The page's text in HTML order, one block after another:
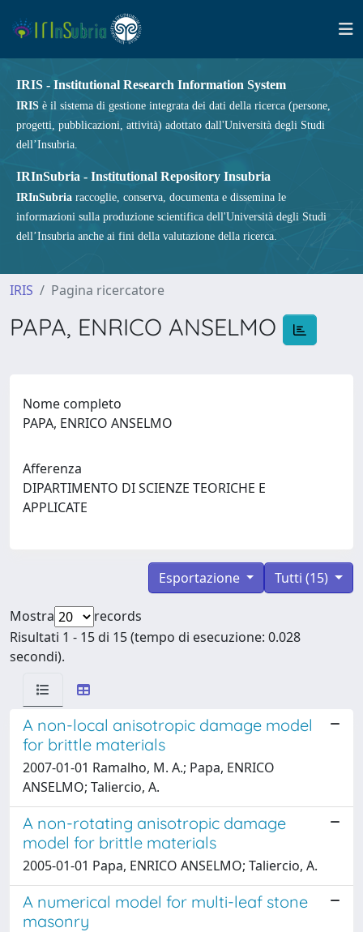
IRIS - Institutional Research Information System
IRIS è il sistema di gestione integrata dei dati della ricerca (persone,
progetti, pubblicazioni, attività) adottato dall'Università degli Studi
dell’Insubria.
IRInSubria - Institutional Repository Insubria
IRInSubria raccoglie, conserva, documenta e dissemina le
informazioni sulla produzione scientifica dell'Università degli Studi
dell’Insubria anche ai fini della valutazione della ricerca.
IRIS Pagina ricercatore
PAPA, ENRICO ANSELMO
Nome completo
PAPA, ENRICO ANSELMO
Afferenza
DIPARTIMENTO DI SCIENZE TEORICHE E
APPLICATE
Tutti (15)
Esportazione
Mostra
records
Risultati 1 - 15 di 15 (tempo di esecuzione: 0.028
secondi).
A non-local anisotropic damage model
for brittle materials
2007-01-01 Ramalho, M. A.; Papa, ENRICO
ANSELMO; Taliercio, A.
A non-rotating anisotropic damage
model for brittle materials
2005-01-01 Papa, ENRICO ANSELMO; Taliercio, A.
A numerical model for multi-leaf stone
masonry